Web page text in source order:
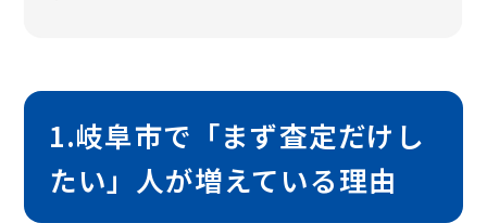
1.岐阜市で「まず査定だけし
たい」人が増えている理由